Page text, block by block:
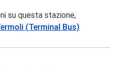
su questa stazione,
(Terminal Bus)